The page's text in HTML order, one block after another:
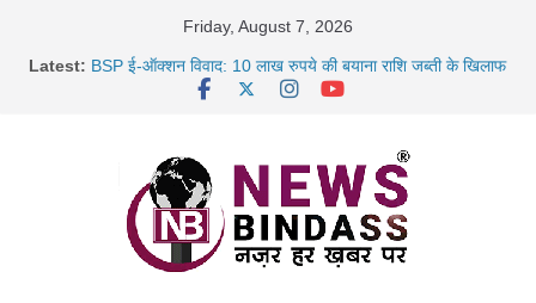
Friday, August 7, 2026
Latest: BSP ई-ऑक्शन विवाद: 10 लाख रुपये की बयाना राशि जब्ती के खिलाफ
साइबर ठगी पर दुर्ग पुलिस का बड़ा एक्शन: 13 म्यूल बैंक खाताधारक
गिरफ्तार